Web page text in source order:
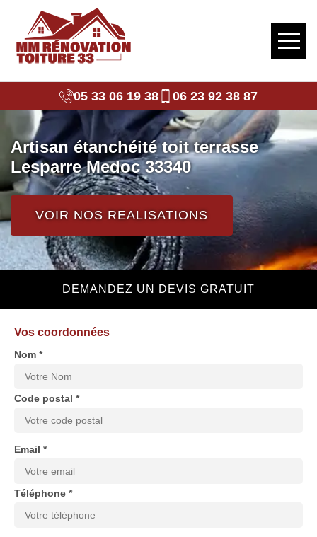
05 33 06 19 38 06 23 92 38 87
Artisan étanchéité toit terrasse
Lesparre Medoc 33340
VOIR NOS REALISATIONS
DEMANDEZ UN DEVIS GRATUIT
Vos coordonnées
Nom *
Code postal *
Email *
Téléphone *